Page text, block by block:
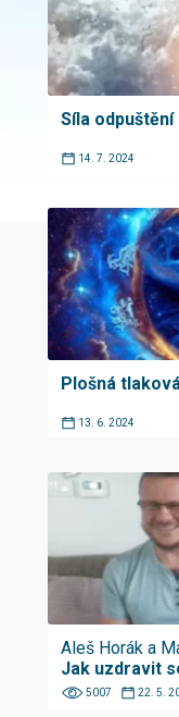
Síla odpuštění
14. 7. 2024
Plošná
13. 6. 2024
Aleš Horák a
Jak uzdravit
5007 22. 5.